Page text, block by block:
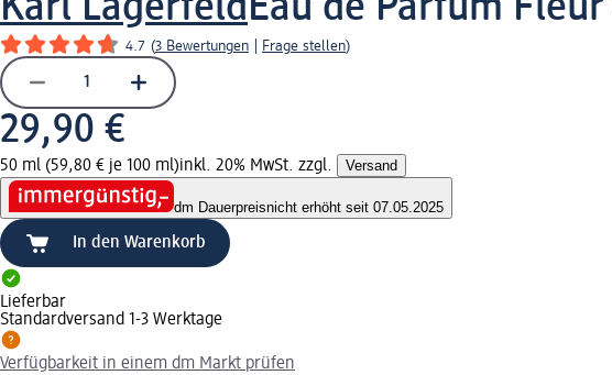
4.7 (3 Bewertungen Frage stellen)
29,90 €
50 ml (59,80 € je 100 ml)inkl. 20% MwSt. zzgl. Versand
dm Dauerpreisnicht erhöht seit 07.05.2025
In den Warenkorb
Lieferbar
Standardversand 1-3 Werktage
Verfügbarkeit in einem dm Markt prüfen